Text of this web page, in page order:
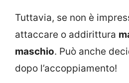
Tuttavia, se non è
attaccare o addirittura
maschio. Può anche
dopo l’accoppiamento!